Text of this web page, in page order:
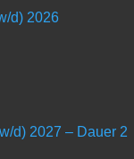
d) 2026
d) 2027 – Dauer 2